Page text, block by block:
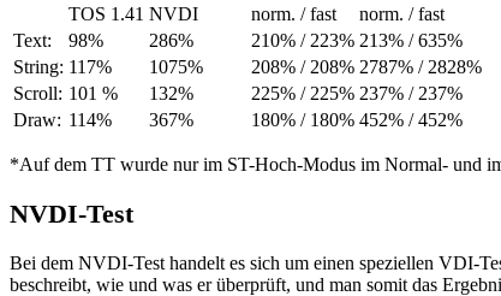
TOS 1.41 NVDI norm. / fast
norm. / fast
Text:
98% 286% 210% / 223% 213% / 635%
String: 117% 1075% 208% / 208% 2787% / 2828%
Scroll: 101 % 132% 225% / 225% 237% / 237%
Draw: 114% 367% 180% / 180% 452% / 452%
*Auf dem TT wurde nur im ST-Hoch-Modus im Normal- und
NVDI-Test
Bei dem NVDI-Test handelt es sich um einen speziellen VDI-
beschreibt, wie und was er überprüft, und man somit das